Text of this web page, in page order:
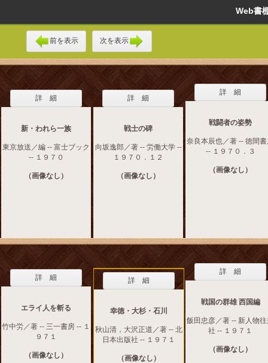
Web
前を表示 次を表示
詳 細
新・われら一族
東京放送／編 -- 富士ブック
-- １９７０
（画像なし）
詳 細
戦士の碑
向坂逸郎／著 -- 労働大学 --
１９７０．１２
（画像なし）
詳 細
戦闘者の姿勢
奈良本辰也／著 -- 徳間
-- １９７０．３
（画像なし）
詳 細
エライ人を斬る
竹中労／著 -- 三一書房 -- １
９７１
（画像なし）
詳 細
幸徳・大杉・石川
秋山清，大沢正道／著 -- 北
日本出版社 -- １９７１
（画像なし）
詳 細
戦国の群雄 西国編
飯田忠彦／著 -- 新人物
社 -- １９７１
（画像なし）